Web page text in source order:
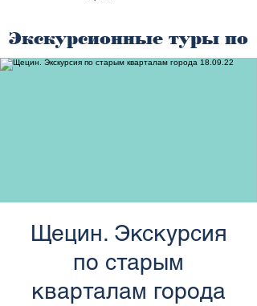
Экскурсионные туры по
странам Европы
Щецин. Экскурсия
по старым
кварталам города